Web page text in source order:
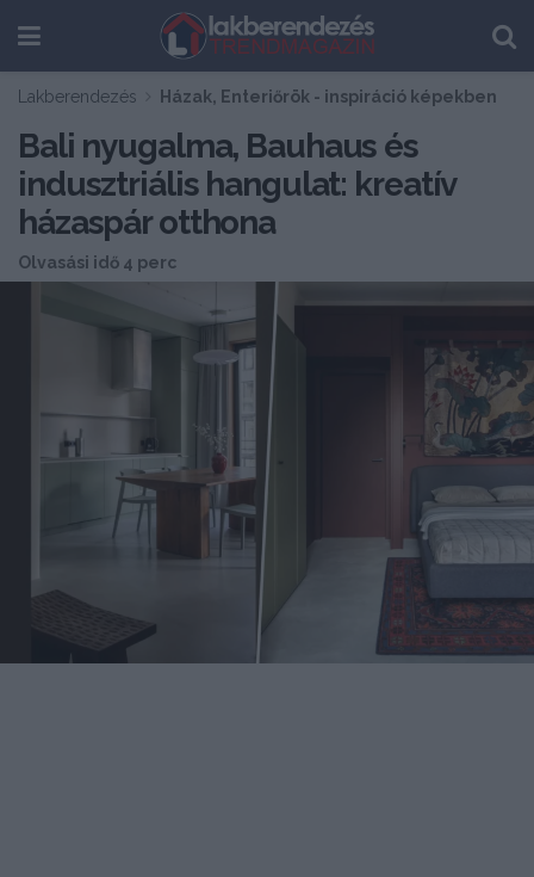
Lakberendezés Házak, Enteriőrök - inspiráció képekben
Bali nyugalma, Bauhaus és
indusztriális hangulat: kreatív
házaspár otthona
Olvasási idő 4 perc